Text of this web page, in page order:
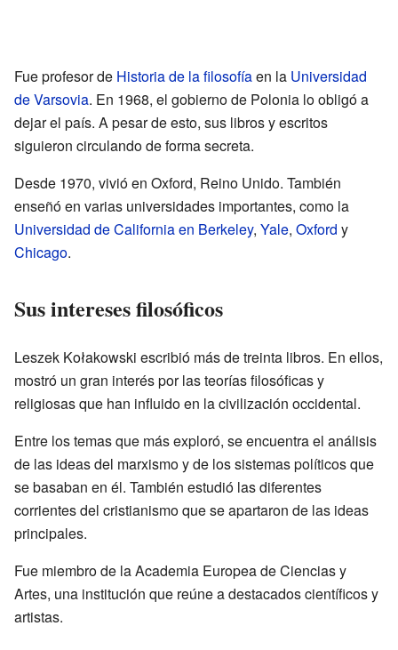
Fue profesor de Historia de la filosofíaen la Universidad
de Varsovia. En 1968, el gobierno de Polonia lo obligó a
dejar el país. A pesar de esto, sus libros y escritos
siguieron circulando de forma secreta.
Desde 1970, vivió en Oxford, Reino Unido. También
enseñó en varias universidades importantes, como la
Universidad de California en Berkeley, Yale, Oxford y
Chicago.
Sus intereses filosóficos
Leszek Kołakowski escribió más de treinta libros. En ellos,
mostró un gran interés por las teorías filosóficas y
religiosas que han influido en la civilización occidental.
Entre los temas que más exploró, se encuentra el análisis
de las ideas del marxismo y de los sistemas políticos que
se basaban en él. También estudió las diferentes
corrientes del cristianismo que se apartaron de las ideas
principales.
Fue miembro de la Academia Europea de Ciencias y
Artes, una institución que reúne a destacados científicos y
artistas.